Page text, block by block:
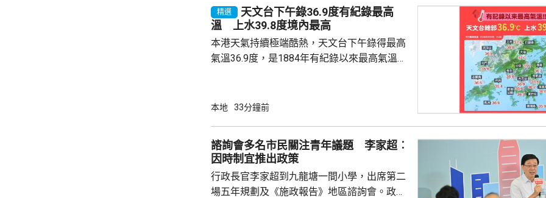
精選
天文台下午錄36.9度有紀錄最高
溫 上水39.8度境內最高
本港天氣持續極端酷熱，天文台下午錄得最高
氣溫36.9度，是1884年有紀錄以來最高氣溫；
錄；其他地區亦普遍錄得35至37度。 天文台
大致天晴，明早最低約30度，日間極端酷熱，
市區最高約36度，新界再高一兩度，周二仍極
端酷熱...
本地 33分鐘前
諮詢會多名市民關注青年議題 李家超︰
因時制宜推出政策
行政長官李家超到九龍塘一間小學，出席第二
場五年規劃及《施政報告》地區諮詢會。政務